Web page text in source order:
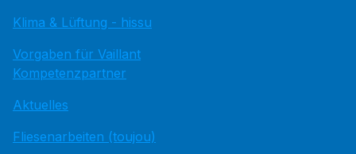
Klima & Lüftung - hissu
Vorgaben für Vaillant
Kompetenzpartner
Aktuelles
Fliesenarbeiten (toujou)